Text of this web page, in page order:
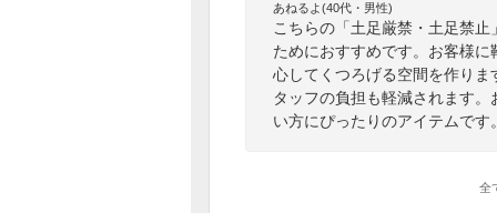
あねるよ(40代・男性)
こちらの「土足厳禁・土足禁
ためにおすすめです。お客様
心してくつろげる空間を作り
タッフの負担も軽減されます
い方にぴったりのアイテムです
全